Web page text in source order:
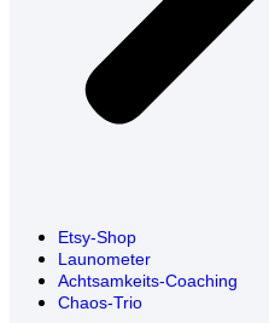
Etsy-Shop
Launometer
Achtsamkeits-Coaching
Chaos-Trio